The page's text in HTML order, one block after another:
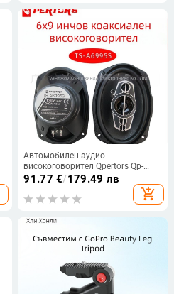
Автомобилен аудио
високоговорител Qpertors Qp-
A6995S 6x9-инчов коаксиален
високоговорител, модифициран
високоговорител за кола
91.77 €/179.49 лв
add_shopping_cart